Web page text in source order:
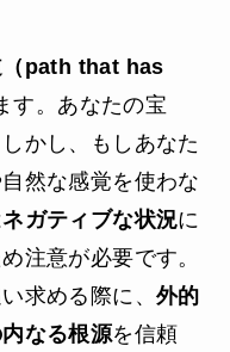
（path that has
す。あなたの宝
かし、もしあなた
然な感覚を使わな
ネガティブな状況に
注意が必要です。
求める際に、 外的
なる根源を信頼